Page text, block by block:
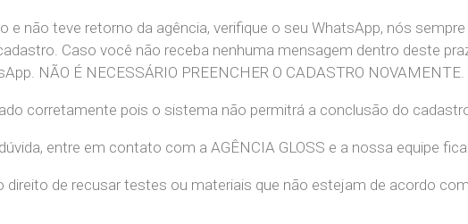
e não teve retorno da agência, verifique o seu WhatsApp, nós
Caso você não receba nenhuma mensagem dentro deste
NÃO É NECESSÁRIO PREENCHER O CADASTRO NOVAMENTE.
corretamente pois o sistema não permitrá a conclusão do
entre em contato com a AGÊNCIA GLOSS e a nossa equipe
direito de recusar testes ou materiais que não estejam de acordo